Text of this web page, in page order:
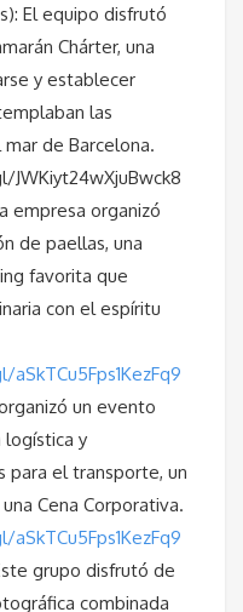
El equipo disfrutó
Chárter, una
y establecer
las
de Barcelona.
empresa organizó
de paellas, una
favorita que
con el espíritu
un evento
logística y
para el transporte, un
Cena Corporativa.
grupo disfrutó de
combinada